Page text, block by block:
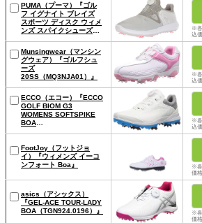
PUMA（プーマ）『ゴル
フ イグナイト ブレイズ
スポーツ ディスク ウィメ
ンズ スパイクシューズ
※各
込
Munsingwear（マンシン
グウェア）『ゴルフシュ
ーズ
20SS（MQ3NJA01）』
※各
込
ECCO（エコー）『ECCO
GOLF BIOM G3
WOMENS SOFTSPIKE
BOA
※各
込
FootJoy（フットジョ
イ）『ウィメンズ イーコ
ンフォート Boa』
※各
価格
asics（アシックス）
『GEL-ACE TOUR-LADY
BOA（TGN924.0196）』
※各
価格